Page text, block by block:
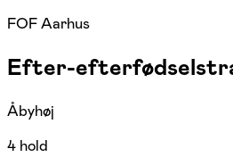
FOF Aarhus
Efter-
Åbyhøj
4 hold